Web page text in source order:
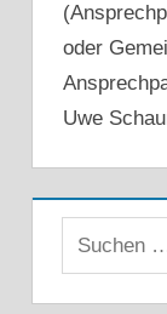
oder
Uwe